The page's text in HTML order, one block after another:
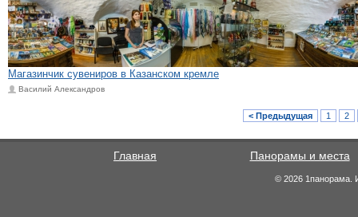
Магазинчик сувениров в Казанском кремле
Василий Александров
< Предыдущая 1 2
Главная Панорамы и места
© 2026 1панорама.